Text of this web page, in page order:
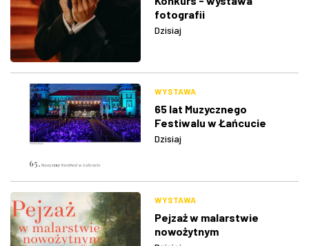
fotografii
Dzisiaj
WYSTAWA
65 lat Muzycznego
Festiwalu w Łańcucie
Dzisiaj
WYSTAWA
Pejzaż w malarstwie
nowożytnym